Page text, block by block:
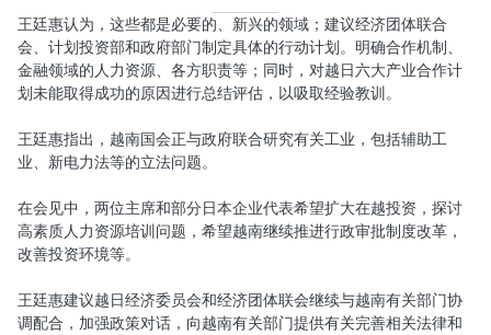
王廷惠认为，这些都是必要的、新兴的领域；建议经济团体联合
会、计划投资部和政府部门制定具体的行动计划。明确合作机制、
金融领域的人力资源、各方职责等；同时，对越日六大产业合作计
划未能取得成功的原因进行总结评估，以吸取经验教训。
王廷惠指出，越南国会正与政府联合研究有关工业，包括辅助工
业、新电力法等的立法问题。
在会见中，两位主席和部分日本企业代表希望扩大在越投资，探讨
高素质人力资源培训问题，希望越南继续推进行政审批制度改革，
改善投资环境等。
王廷惠建议越日经济委员会和经济团体联会继续与越南有关部门协
调配合，加强政策对话，向越南有关部门提供有关完善相关法律和